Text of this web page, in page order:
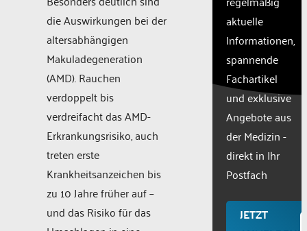
die Auswirkungen bei der
altersabhängigen
Makuladegeneration
(AMD). Rauchen
verdoppelt bis
verdreifacht das AMD-
Erkrankungsrisiko, auch
treten erste
Krankheitsanzeichen bis
zu 10 Jahre früher auf –
und das Risiko für das
to add
content
to the
list of
used.
Powered
Consent
aktuelle
Informationen,
spannende
Fachartikel
und exklusive
Angebote aus
der Medizin -
direkt in Ihr
Postfach
JETZT